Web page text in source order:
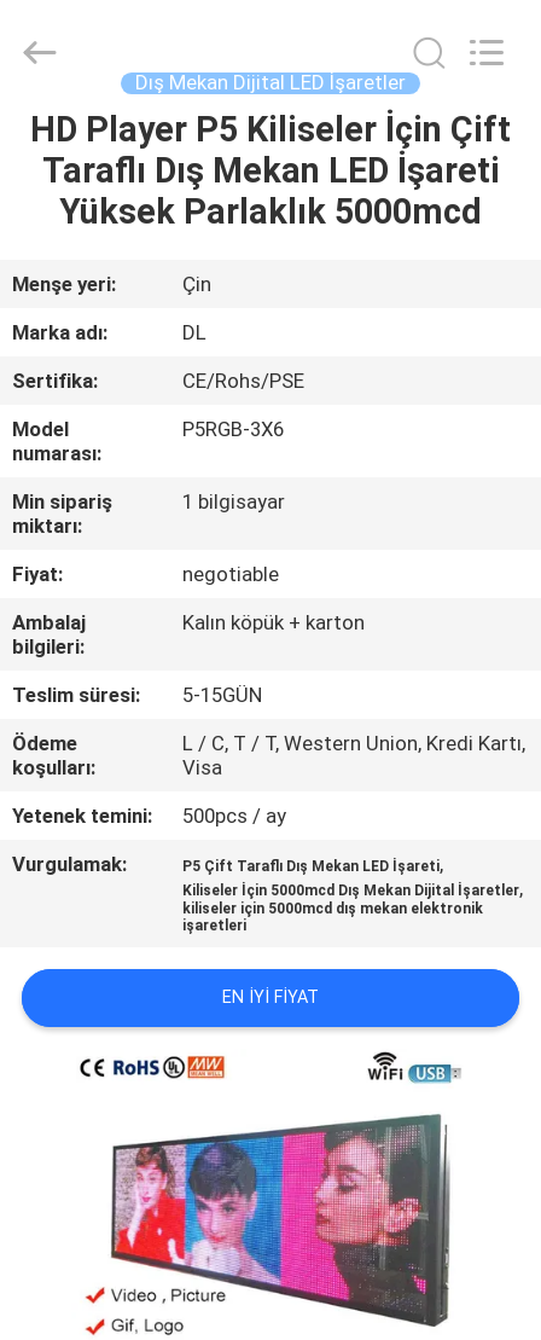
EV
ÜRÜN:%
VR
GÖSTERISI
HAKKIMIZDA
FABRIKA
TURU
KALITE
KONTROL
BIZIMLE
BIR
TEKLIF
ISTEĞI
HARITASI
PRIVACY
POLICY
LED
Co.,Ltd.
Reserved.
Dış Mekan Dijital LED İşaretler
HD Player P5 Kiliseler İçin Çift
Taraflı Dış Mekan LED İşareti
Yüksek Parlaklık 5000mcd
Menşe yeri:
Çin
Marka adı:
DL
Sertifika:
CE/Rohs/PSE
Model
numarası:
P5RGB-3X6
Min sipariş
miktarı:
1 bilgisayar
Fiyat:
negotiable
Ambalaj
bilgileri:
Kalın köpük + karton
Teslim süresi:
5-15GÜN
Ödeme
koşulları:
L / C, T / T, Western Union, Kredi Kartı,
Visa
Yetenek temini:
500pcs / ay
Vurgulamak:
P5 Çift Taraflı Dış Mekan LED İşareti,
Kiliseler İçin 5000mcd Dış Mekan Dijital İşaretler,
kiliseler için 5000mcd dış mekan elektronik
işaretleri
EN IYI FIYAT